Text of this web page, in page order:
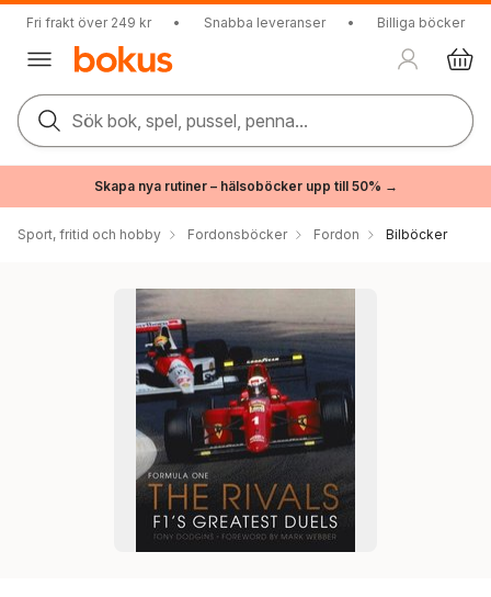
Fri frakt över 249 kr • Snabba leveranser • Billiga böcker
Sök bok, spel, pussel, penna...
Skapa nya rutiner – hälsoböcker upp till 50% →
Sport, fritid och hobby Fordonsböcker Fordon Bilböcker